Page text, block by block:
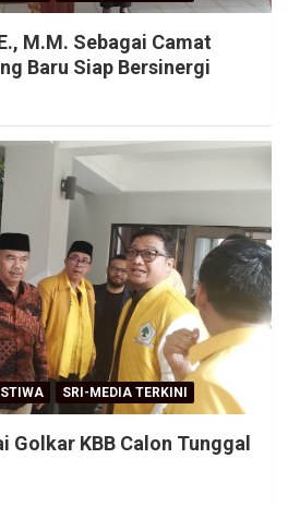
M.M. Sebagai Camat
Baru Siap Bersinergi
SRI-MEDIA TERKINI
Golkar KBB Calon Tunggal